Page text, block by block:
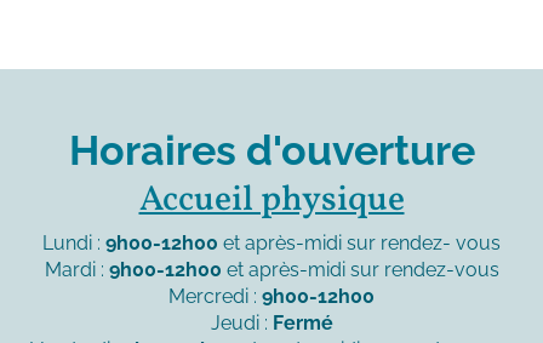
Horaires d'ouverture
Accueil physique
Lundi : 9h00-12h00 et après-midi sur rendez- vous
Mardi : 9h00-12h00 et après-midi sur rendez-vous
Mercredi : 9h00-12h00
Jeudi : Fermé